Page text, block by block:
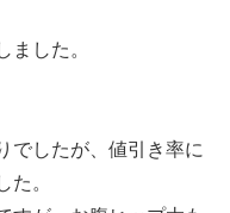
ー＞単品洗い
、ラズベリー＞水
ました。
でしたが、値引き率に
た。